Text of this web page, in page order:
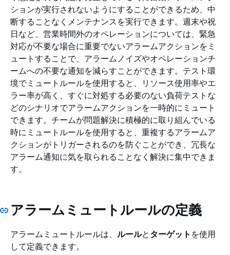
ションが実行されないようにすることができるため、中
断することなくメンテナンスを実行できます。週末や祝
日など、営業時間外のオペレーションについては、緊急
対応が不要な場合に重要でないアラームアクションをミ
ュートすることで、アラームノイズやオペレーションチ
ームへの不要な通知を減らすことができます。テスト環
境でミュートルールを使用すると、リソース使用率やエ
ラー率が高く、すぐに対処する必要のない負荷テストな
どのシナリオでアラームアクションを一時的にミュート
できます。チームが問題解決に積極的に取り組んでいる
時にミュートルールを使用すると、重複するアラームア
クションがトリガーされるのを防ぐことができ、冗長な
アラーム通知に気を取られることなく解決に集中できま
す。
アラームミュートルールの定義
アラームミュートルールは、 ルールと ターゲット を使用
して定義できます。